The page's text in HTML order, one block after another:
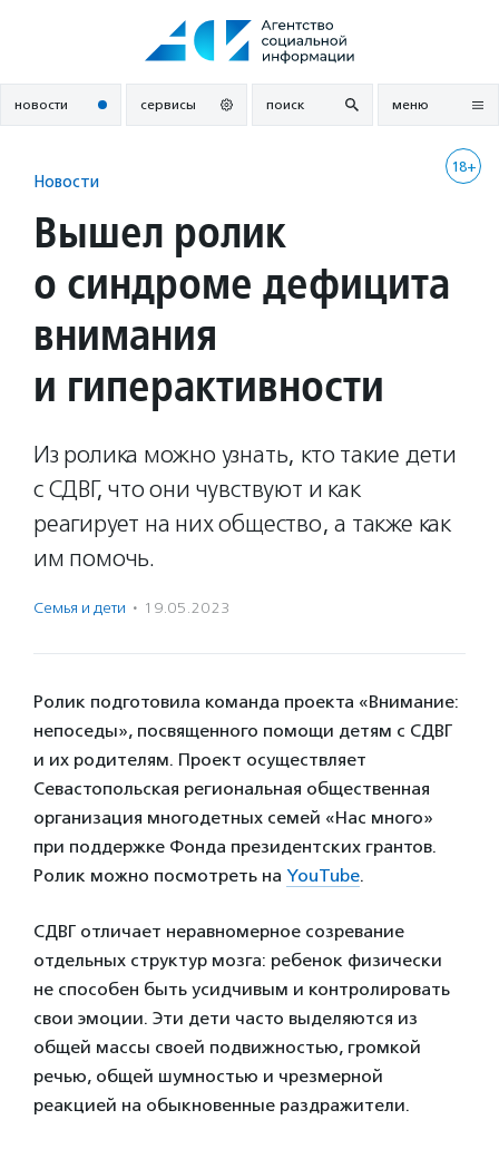
новости сервисы поиск меню
18+
Новости
Вышел ролик
о синдроме дефицита
внимания
и гиперактивности
Из ролика можно узнать, кто такие дети
с СДВГ, что они чувствуют и как
реагирует на них общество, а также как
им помочь.
Семья и дети · 19.05.2023
Ролик подготовила команда проекта «Внимание:
непоседы», посвященного помощи детям с СДВГ
и их родителям. Проект осуществляет
Севастопольская региональная общественная
организация многодетных семей «Нас много»
при поддержке Фонда президентских грантов.
Ролик можно посмотреть на YouTube.
СДВГ отличает неравномерное созревание
отдельных структур мозга: ребенок физически
не способен быть усидчивым и контролировать
свои эмоции. Эти дети часто выделяются из
общей массы своей подвижностью, громкой
речью, общей шумностью и чрезмерной
реакцией на обыкновенные раздражители.